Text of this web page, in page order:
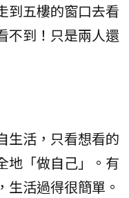
到五樓的窗口去看
不到！只是兩人還
生活，只看想看的
地「做自己」。有
活過得很簡單。